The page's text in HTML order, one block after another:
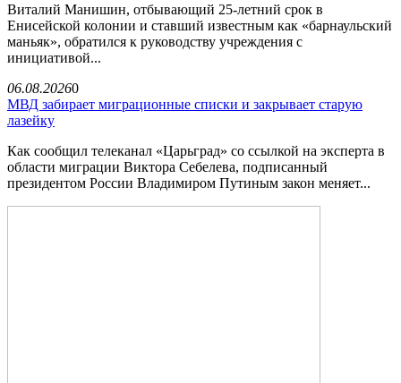
Виталий Манишин, отбывающий 25-летний срок в
Енисейской колонии и ставший известным как «барнаульский
маньяк», обратился к руководству учреждения с
инициативой...
06.08.20260
МВД забирает миграционные списки и закрывает старую
лазейку
Как сообщил телеканал «Царьград» со ссылкой на эксперта в
области миграции Виктора Себелева, подписанный
президентом России Владимиром Путиным закон меняет...